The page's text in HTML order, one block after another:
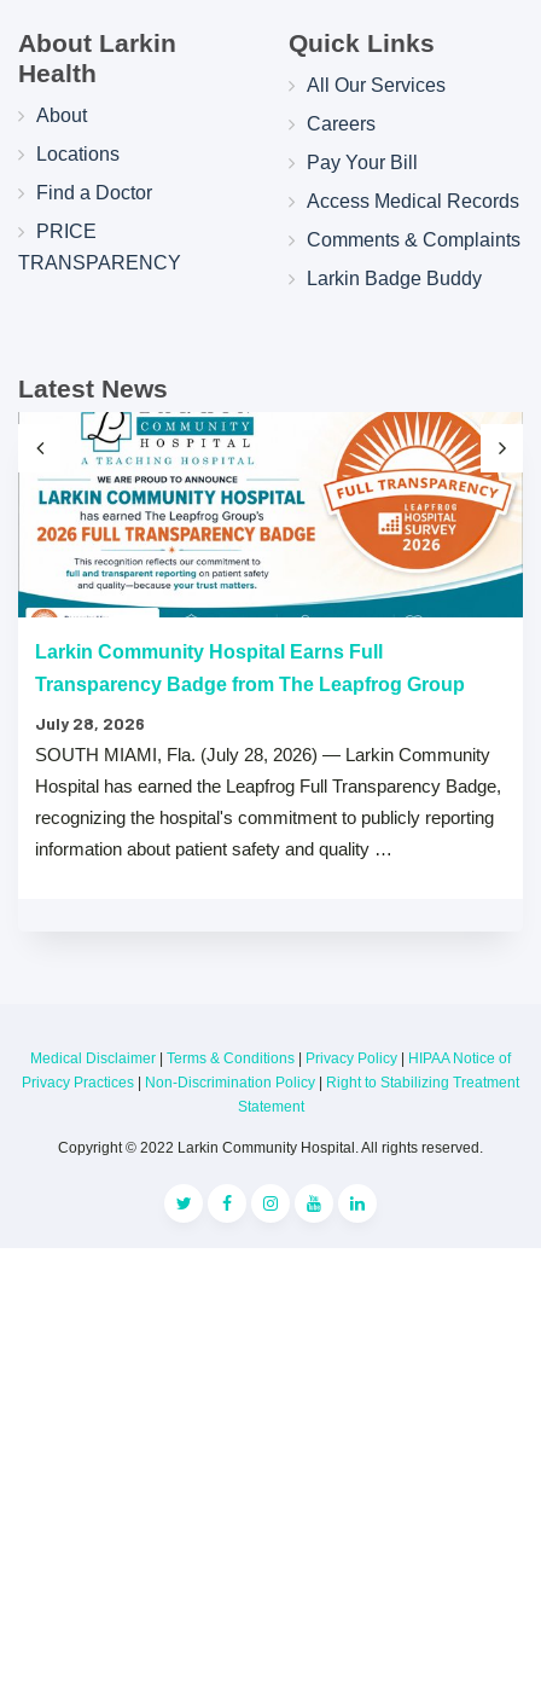
About Larkin
Health
About
Locations
Find a Doctor
PRICE
TRANSPARENCY
Quick Links
All Our Services
Careers
Pay Your Bill
Access Medical Records
Comments & Complaints
Larkin Badge Buddy
Latest News
Larkin Community Hospital Earns Full
Transparency Badge from The Leapfrog Group
July 28, 2026
SOUTH MIAMI, Fla. (July 28, 2026) — Larkin Community
Hospital has earned the Leapfrog Full Transparency Badge,
recognizing the hospital's commitment to publicly reporting
information about patient safety and quality …
Medical Disclaimer | Terms & Conditions | Privacy Policy | HIPAA Notice of
Privacy Practices | Non-Discrimination Policy | Right to Stabilizing Treatment
Statement
Copyright © 2022 Larkin Community Hospital. All rights reserved.